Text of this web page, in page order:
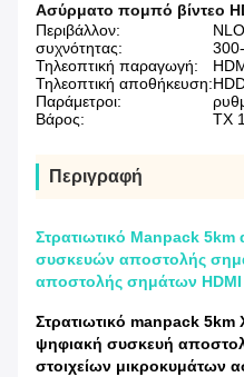
Ασύρματο πομπό βίντεο
Περιβάλλον:
συχνότητας:
Τηλεοπτική παραγωγή:
Τηλεοπτική αποθήκευση:
Παράμετροι:
Βάρος:
TX
Περιγραφή
Στρατιωτικό Manpack
συσκευών αποστολής
αποστολής σημάτων HDMI
Στρατιωτικό manpack
ψηφιακή συσκευή
στοιχείων μικροκυμάτων